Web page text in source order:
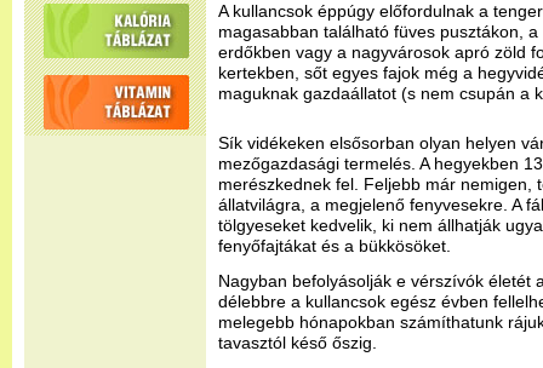
A kullancsok éppúgy előfordulnak a
magasabban található füves pusztákon,
erdőkben vagy a nagyvárosok apró zöld
kertekben, sőt egyes fajok még a
maguknak gazdaállatot (s nem csupán a
Sík vidékeken elsősorban olyan helyen
mezőgazdasági termelés. A hegyekben
merészkednek fel. Feljebb már nemigen,
állatvilágra, a megjelenő fenyvesekre. A
tölgyeseket kedvelik, ki nem állhatják
fenyőfajtákat és a bükkösöket.
Nagyban befolyásolják e vérszívók életét
délebbre a kullancsok egész évben
melegebb hónapokban számíthatunk
tavasztól késő őszig.